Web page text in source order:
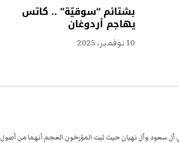
بشتائم “سوقيّة” .. كاتس
يهاجم أردوغان
10 نوفمبر، 2025
آل سعود وآل نهيان حيث ثبت المؤرخون العجم أنهما من أصول